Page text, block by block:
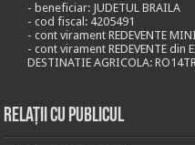
- beneficiar: JUDETUL BRAILA
- cod fiscal: 4205491
- cont virament REDEVENTE
- cont virament REDEVENTE din
DESTINATIE AGRICOLA:
Relații cu publicul